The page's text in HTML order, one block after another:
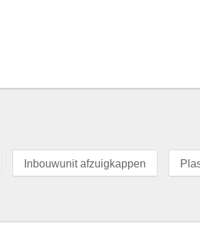
Inbouwunit afzuigkappen